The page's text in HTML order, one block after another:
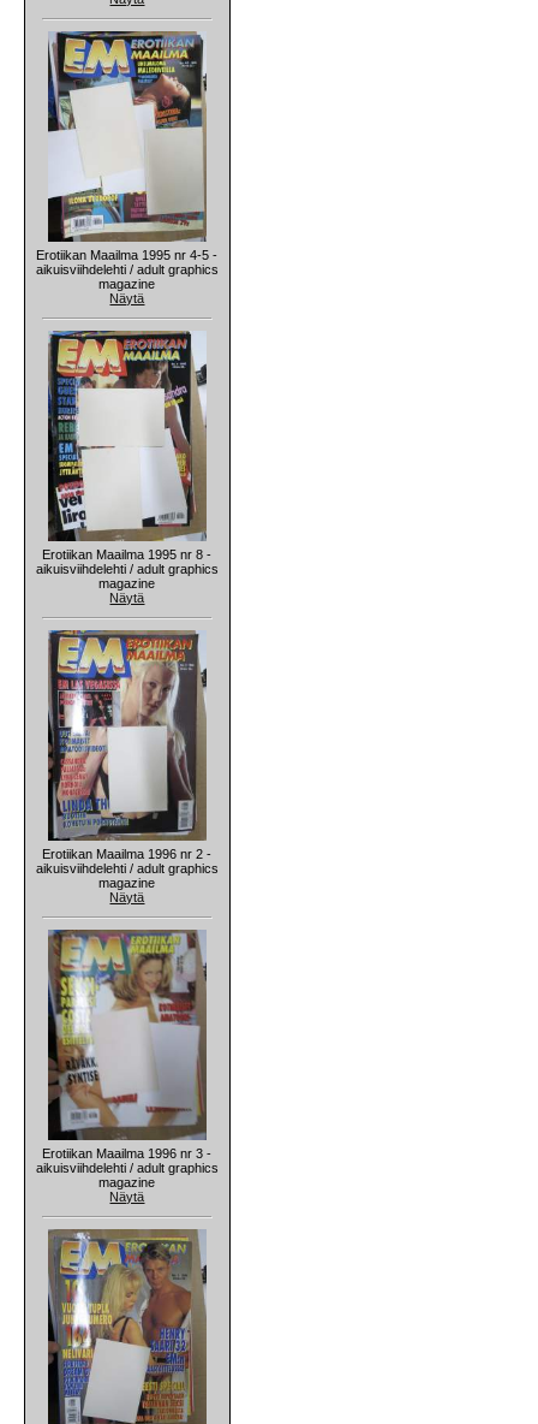
Erotiikan Maailma 1995 nr 4-5 -
aikuisviihdelehti / adult graphics
magazine
Näytä
Erotiikan Maailma 1995 nr 8 -
aikuisviihdelehti / adult graphics
magazine
Näytä
Erotiikan Maailma 1996 nr 2 -
aikuisviihdelehti / adult graphics
magazine
Näytä
Erotiikan Maailma 1996 nr 3 -
aikuisviihdelehti / adult graphics
magazine
Näytä